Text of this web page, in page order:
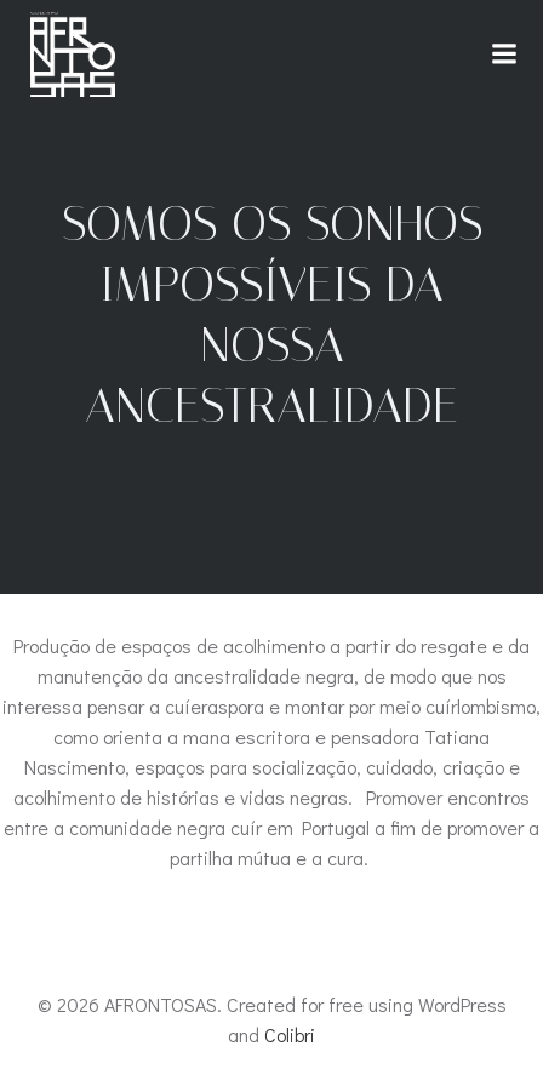
SOMOS OS SONHOS
IMPOSSÍVEIS DA
NOSSA
ANCESTRALIDADE
Produção de espaços de acolhimento a partir do resgate e da
manutenção da ancestralidade negra, de modo que nos
interessa pensar a cuíeraspora e montar por meio cuírlombismo,
como orienta a mana escritora e pensadora Tatiana
Nascimento, espaços para socialização, cuidado, criação e
acolhimento de histórias e vidas negras. Promover encontros
entre a comunidade negra cuír em Portugal a fim de promover a
partilha mútua e a cura.
© 2026 AFRONTOSAS. Created for free using WordPress
and Colibri